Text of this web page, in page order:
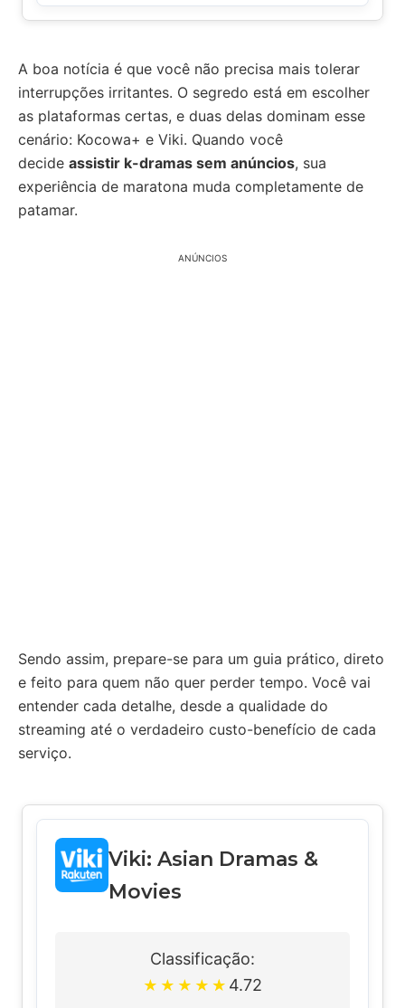
A boa notícia é que você não precisa mais tolerar
interrupções irritantes. O segredo está em escolher
as plataformas certas, e duas delas dominam esse
cenário: Kocowa+ e Viki. Quando você
decide assistir k-dramas sem anúncios, sua
experiência de maratona muda completamente de
patamar.
ANÚNCIOS
Sendo assim, prepare-se para um guia prático, direto
e feito para quem não quer perder tempo. Você vai
entender cada detalhe, desde a qualidade do
streaming até o verdadeiro custo-benefício de cada
serviço.
Viki: Asian Dramas &
Movies
Classificação:
★ ★ ★ ★ ★ 4.72